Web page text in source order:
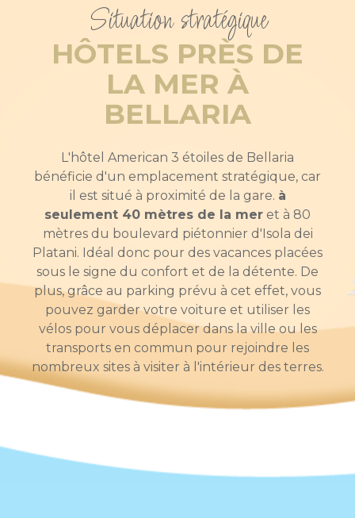
Situation stratégique
HÔTELS PRÈS DE
LA MER À
BELLARIA
L'hôtel American 3 étoiles de Bellaria
bénéficie d'un emplacement stratégique, car
il est situé à proximité de la gare. à
seulement 40 mètres de la mer et à 80
mètres du boulevard piétonnier d'Isola dei
Platani. Idéal donc pour des vacances placées
sous le signe du confort et de la détente. De
plus, grâce au parking prévu à cet effet, vous
pouvez garder votre voiture et utiliser les
vélos pour vous déplacer dans la ville ou les
transports en commun pour rejoindre les
nombreux sites à visiter à l'intérieur des terres.